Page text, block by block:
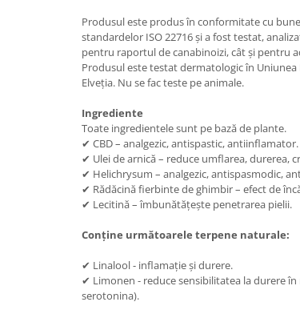
Produsul este produs în conformitate cu
standardelor ISO 22716 și a fost testat,
pentru raportul de canabinoizi, cât și pentru
Produsul este testat dermatologic în
Elveția. Nu se fac teste pe animale.
Ingrediente
Toate ingredientele sunt pe bază de plante.
✔ CBD – analgezic, antispastic, antiinflamator.
✔ Ulei de arnică – reduce umflarea, durerea,
✔ Helichrysum – analgezic, antispasmodic,
✔ Rădăcină fierbinte de ghimbir – efect de
✔ Lecitină – îmbunătățește penetrarea pielii.
Conține următoarele terpene naturale:
✔ Linalool - inflamație și durere.
✔ Limonen - reduce sensibilitatea la durere
serotonina).